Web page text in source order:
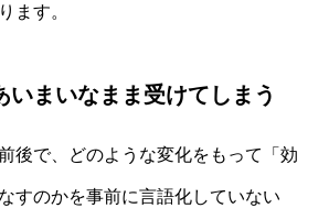
ます。
いまいなまま受けてしまう
後で、どのような変化をもって「効
すのかを事前に言語化していない